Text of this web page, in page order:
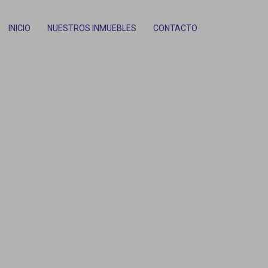
INICIO NUESTROS INMUEBLES CONTACTO